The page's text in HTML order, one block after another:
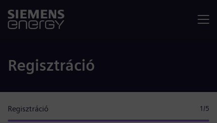
Regisztráció
Regisztráció 1 /5